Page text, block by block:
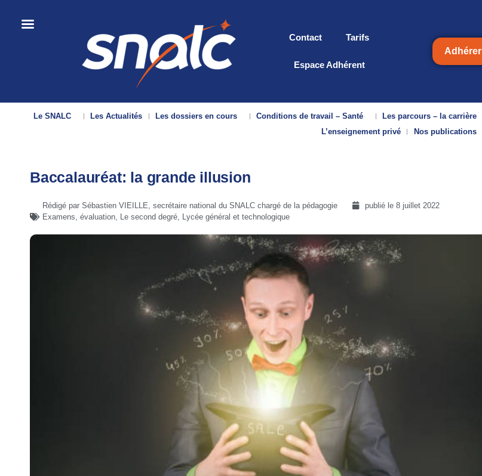
Contact Tarifs
Espace Adhérent
Adhérer
Le SNALC Les Actualités Les dossiers en cours Conditions de travail – Santé Les parcours – la carrière
L’enseignement privé
Nos publications
Baccalauréat: la grande illusion
Rédigé par Sébastien VIEILLE, secrétaire national du SNALC chargé de la pédagogie publié le 8 juillet 2022
Examens, évaluation, Le second degré, Lycée général et technologique